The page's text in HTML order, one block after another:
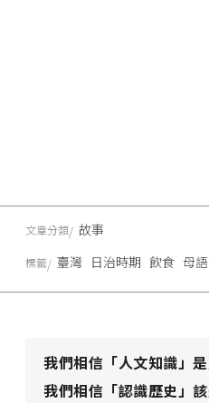
我們相信「人文知識」是
我們相信「認識歷史」
文章分類 故事
標籤 臺灣 日治時期 飲食 母語